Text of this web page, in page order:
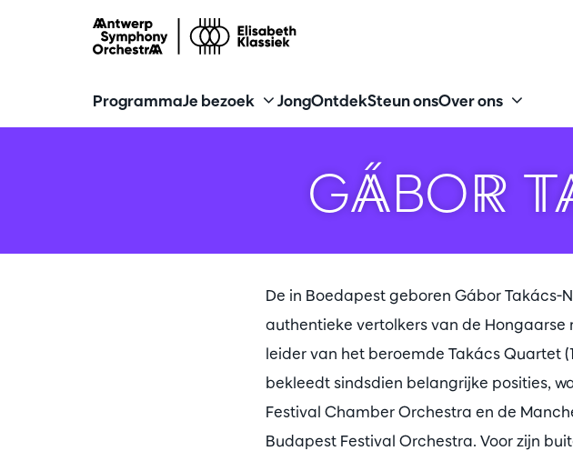
ProgrammaJe bezoek JongOntdekSteun onsOver ons
GÁBOR
De in Boedapest geboren Gábor
authentieke vertolkers van de
leider van het beroemde Takács Quartet
bekleedt sindsdien belangrijke posities,
Festival Chamber Orchestra en de
Budapest Festival Orchestra. Voor zijn